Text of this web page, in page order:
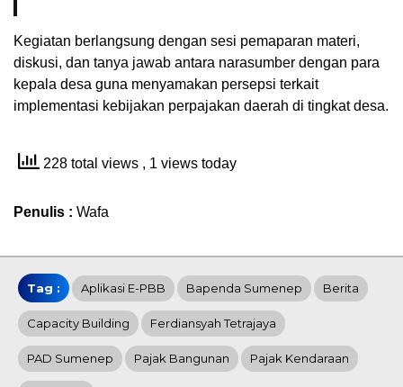
Kegiatan berlangsung dengan sesi pemaparan materi,
diskusi, dan tanya jawab antara narasumber dengan para
kepala desa guna menyamakan persepsi terkait
implementasi kebijakan perpajakan daerah di tingkat desa.
228 total views , 1 views today
Penulis : Wafa
Tag : Aplikasi E-PBB Bapenda Sumenep Berita
Capacity Building Ferdiansyah Tetrajaya
PAD Sumenep Pajak Bangunan Pajak Kendaraan